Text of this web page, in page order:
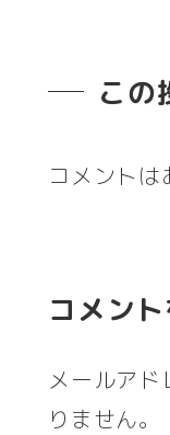
この
コメントは
コメン
メールア
りません。